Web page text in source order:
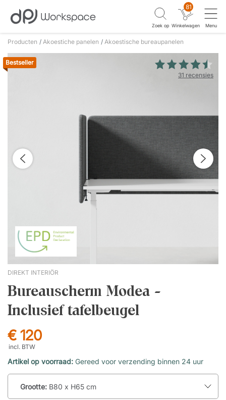
Zoek op
81
Winkelwagen Menu
Producten Akoestiche panelen Akoestische bureaupanelen
31 recensies
Bestseller
DIREKT INTERIÖR
Bureauscherm Modea -
Inclusief tafelbeugel
€ 120
incl. BTW
Artikel op voorraad: Gereed voor verzending binnen 24 uur
Grootte: B80 x H65 cm